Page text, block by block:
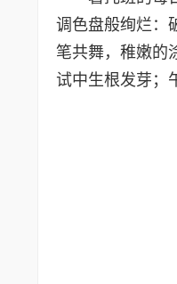
调色盘般绚烂：
笔共舞，稚嫩的
试中生根发芽；